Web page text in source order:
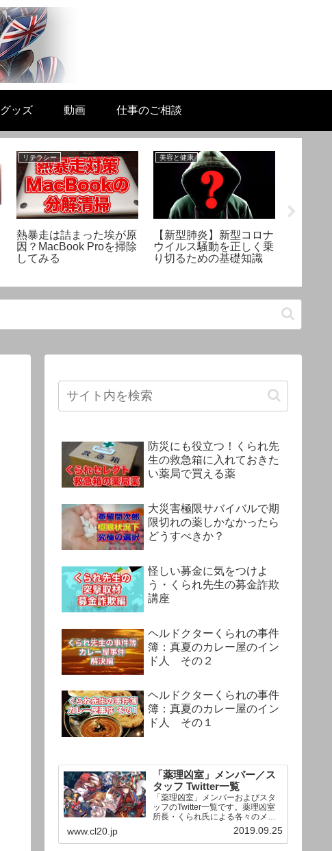
グッズ 動画 仕事のご相談
リテラシー
熱暴走は詰まった埃が原
因？MacBook Proを掃除
してみる
美容と健康
【新型肺炎】新型コロナ
ウイルス騒動を正しく乗
り切るための基礎知識
防災にも役立つ！くられ先
生の救急箱に入れておきた
い薬局で買える薬
大災害極限サバイバルで期
限切れの薬しかなかったら
どうすべきか？
怪しい募金に気をつけよ
う・くられ先生の募金詐欺
講座
ヘルドクターくられの事件
簿：真夏のカレー屋のイン
ド人 その２
ヘルドクターくられの事件
簿：真夏のカレー屋のイン
ド人 その１
「薬理凶室」メンバー／ス
タッフ Twitter一覧
「薬理凶室」メンバーおよびスタ
ッフのTwitter一覧です。薬理凶室
所長・くられ氏による各々のメン
バーの一言紹介付き。Twitterへの
リンクの下にあるフォローボタン
を押すとそのままフォローできま
www.cl20.jp 2019.09.25